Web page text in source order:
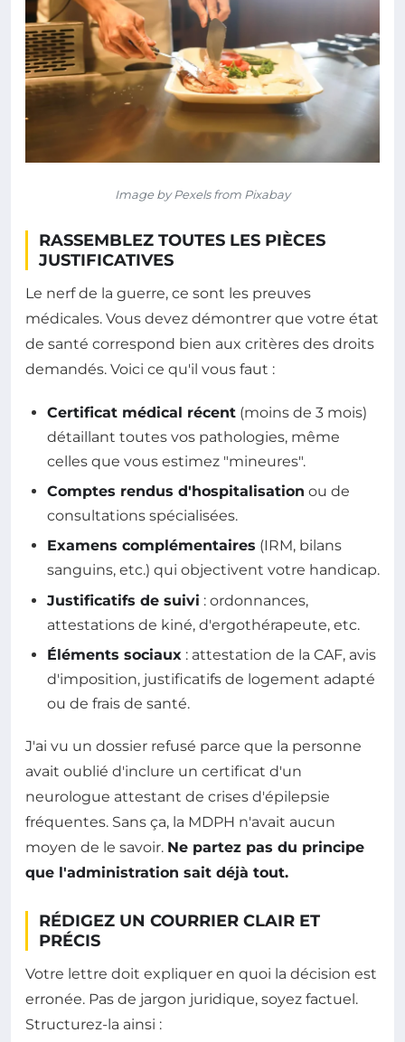
Image by Pexels from Pixabay
RASSEMBLEZ TOUTES LES PIÈCES
JUSTIFICATIVES
Le nerf de la guerre, ce sont les preuves
médicales. Vous devez démontrer que votre état
de santé correspond bien aux critères des droits
demandés. Voici ce qu'il vous faut :
Certificat médical récent (moins de 3 mois)
détaillant toutes vos pathologies, même
celles que vous estimez "mineures".
Comptes rendus d'hospitalisation ou de
consultations spécialisées.
Examens complémentaires (IRM, bilans
sanguins, etc.) qui objectivent votre handicap.
Justificatifs de suivi : ordonnances,
attestations de kiné, d'ergothérapeute, etc.
Éléments sociaux : attestation de la CAF, avis
d'imposition, justificatifs de logement adapté
ou de frais de santé.
J'ai vu un dossier refusé parce que la personne
avait oublié d'inclure un certificat d'un
neurologue attestant de crises d'épilepsie
fréquentes. Sans ça, la MDPH n'avait aucun
moyen de le savoir. Ne partez pas du principe
que l'administration sait déjà tout.
RÉDIGEZ UN COURRIER CLAIR ET
PRÉCIS
Votre lettre doit expliquer en quoi la décision est
erronée. Pas de jargon juridique, soyez factuel.
Structurez-la ainsi :